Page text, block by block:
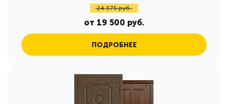
24 375 руб.
от 19 500 руб.
ПОДРОБНЕЕ